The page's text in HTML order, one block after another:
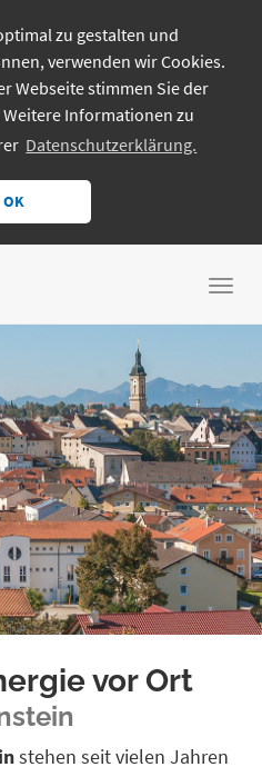
zu gestalten und
verwenden wir Cookies.
Webseite stimmen Sie der
Informationen zu
Datenschutzerklärung.
OK
vor Ort
stehen seit vielen Jahren